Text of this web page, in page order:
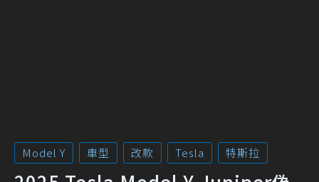
Model Y 車型 改款 Tesla 特斯拉